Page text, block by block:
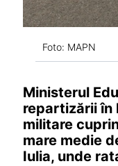
Foto: MAPN
Ministerul
repartizării în
militare
mare medie
Iulia, unde